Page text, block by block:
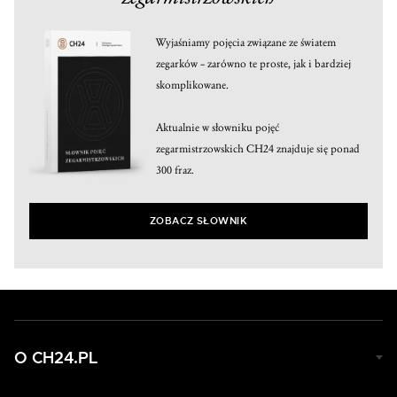
Wyjaśniamy pojęcia związane ze światem
zegarków – zarówno te proste, jak i bardziej
skomplikowane.
Aktualnie w słowniku pojęć
zegarmistrzowskich CH24 znajduje się ponad
300 fraz.
ZOBACZ SŁOWNIK
O CH24.PL